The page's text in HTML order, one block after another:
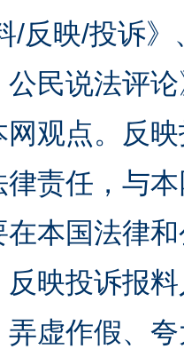
/反映/投诉
公民说法评
网观点。反
律责任，与
在本国法律
反映投诉报
弄虚作假、